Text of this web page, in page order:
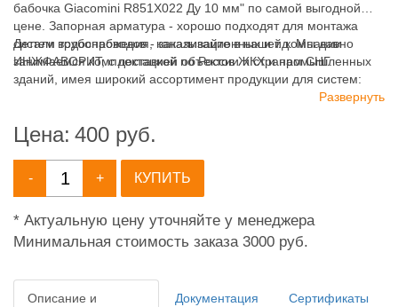
бабочка Giacomini R851X022 Ду 10 мм" по самой выгодной
цене. Запорная арматура - хорошо подходят для монтажа
систем водоснабжения, канализационных и т.д. Мы давно
занимаемся комплектацией объектов ЖКХ и промышленных
зданий, имея широкий ассортимент продукции для систем:
отопления, водоснабжения, канализации и пожаротушения.
Детали трубопроводов - заказывайте в нашей компании
ИНЖФАВОРИТ, с доставкой по России и странам СНГ.
Развернуть
Цена: 400 руб.
- + КУПИТЬ
* Актуальную цену уточняйте у менеджера
Минимальная стоимость заказа 3000 руб.
Описание и
Документация Сертификаты